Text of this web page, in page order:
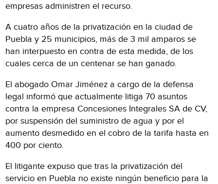
empresas administren el recurso.
A cuatro años de la privatización en la ciudad de
Puebla y 25 municipios, más de 3 mil amparos se
han interpuesto en contra de esta medida, de los
cuales cerca de un centenar se han ganado.
El abogado Omar Jiménez a cargo de la defensa
legal informó que actualmente litiga 70 asuntos
contra la empresa Concesiones Integrales SA de CV,
por suspensión del suministro de agua y por el
aumento desmedido en el cobro de la tarifa hasta en
400 por ciento.
El litigante expuso que tras la privatización del
servicio en Puebla no existe ningún beneficio para la